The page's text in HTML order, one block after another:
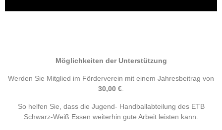
Möglichkeiten der Unterstützung
Werden Sie Mitglied im Förderverein mit einem Jahresbeitrag von
30,00 €.
So helfen Sie, dass die Jugend- Handballabteilung des ETB
Schwarz-Weiß Essen weiterhin gute Arbeit leisten kann.